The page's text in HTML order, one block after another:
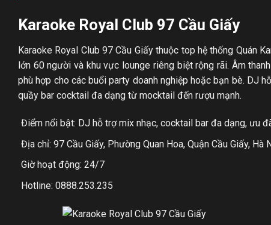
Karaoke Royal Club 97 Cầu Giấy
Karaoke Royal Club 97 Cầu Giấy thuộc top hệ thống Quán
lớn 60 người và khu vực lounge riêng biệt rộng rãi. Âm
phù hợp cho các buổi party doanh nghiệp hoặc bạn bè. DJ
quầy bar cocktail đa dạng từ mocktail đến rượu mạnh.
Điểm nổi bật: DJ hỗ trợ mix nhạc, cocktail bar đa dạng, ưu
Địa chỉ: 97 Cầu Giấy, Phường Quan Hoa, Quận Cầu Giấy, Hà
Giờ hoạt động: 24/7
Hotline: 0888.253.235